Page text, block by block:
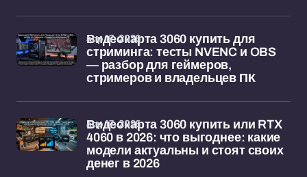
Видеокарта 3060 купить для
стриминга: тесты NVENC и OBS
— разбор для геймеров,
стримеров и владельцев ПК
апр 17, 2026
Видеокарта 3060 купить или RTX
4060 в 2026: что выгоднее: какие
модели актуальны и стоят своих
денег в 2026
апр 17, 2026